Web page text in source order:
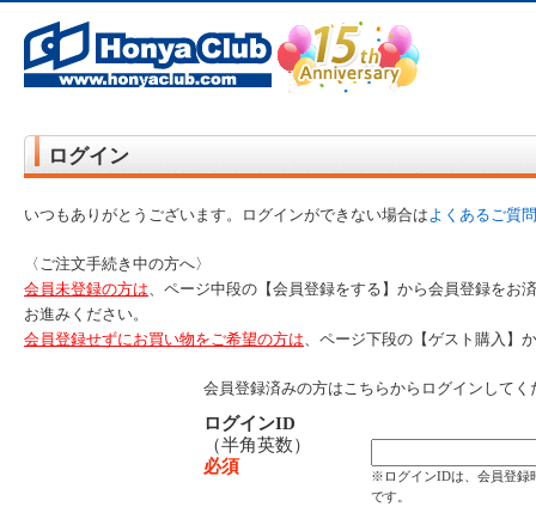
ど在庫も充実
ログイン
いつもありがとうございます。ログインができない場合はよくあるご質問
〈ご注文手続き中の方へ〉
会員未登録の方は、ページ中段の【会員登録をする】から会員登録をお
お進みください。
会員登録せずにお買い物をご希望の方は、ページ下段の【ゲスト購入】
会員登録済みの方はこちらからログインしてく
ログインID
（半角英数）
必須
※ログインIDは、会員登録
です。